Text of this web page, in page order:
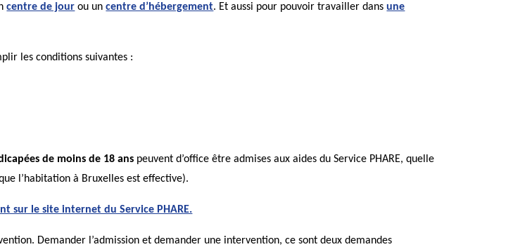
centre de jour ou uncentre d’hébergement. Et aussi pour pouvoir travailler dansune
les conditions suivantes :
de moins de 18 ans peuvent d’office être admises aux aides du Service PHARE, quelle
l’habitation à Bruxelles est effective).
sur le site internet du Service PHARE.
Demander l’admission et demander une intervention, ce sont deux demandes